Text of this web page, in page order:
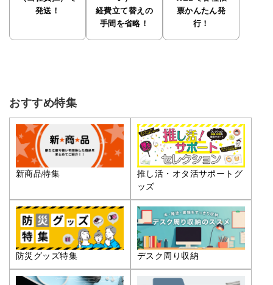
発送！
経費立て替えの
手間を省略！
票かんたん発
行！
おすすめ特集
新商品特集
推し活・オタ活サポートグ
ッズ
防災グッズ特集 デスク周り収納